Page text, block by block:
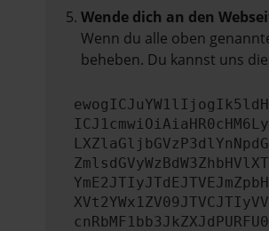
Wende dich an den
Wenn du alle oben
beheben. Du kannst uns